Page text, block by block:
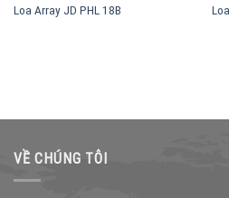
Loa Array JD PHL 18B
VỀ CHÚNG TÔI